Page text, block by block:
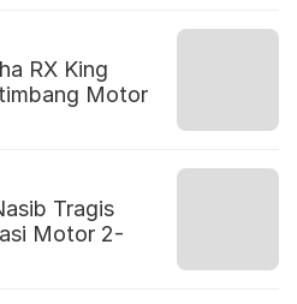
RX King
Motor
Tragis
Motor 2-